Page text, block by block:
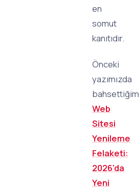
en
somut
kanıtıdır.
Önceki
yazımızda
Web
Sitesi
Yenileme
Felaketi:
2026'da
Yeni